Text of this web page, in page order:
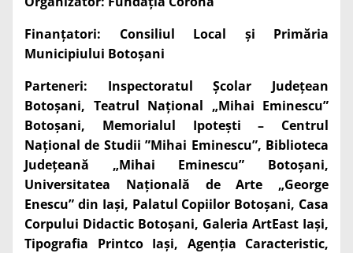
Finanțatori: Consiliul Local și Primăria
Municipiului Botoșani
Parteneri: Inspectoratul Școlar Județean
Botoșani, Teatrul Național „Mihai Eminescu”
Botoșani, Memorialul Ipotești – Centrul
Național de Studii ”Mihai Eminescu”, Biblioteca
Județeană „Mihai Eminescu” Botoșani,
Universitatea Națională de Arte „George
Enescu” din Iași, Palatul Copiilor Botoșani, Casa
Corpului Didactic Botoșani, Galeria ArtEast Iași,
Tipografia Printco Iași, Agenția Caracteristic,